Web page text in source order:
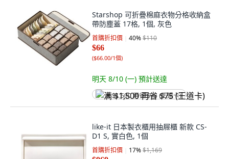
Starshop 可折疊棉麻衣物分格收納盒
帶防塵蓋 17格, 1個, 灰色
首購折扣價 40%$110
$66
($66.00/1個)
明天 8/10 (一) 預計送達
满 $1,500 再省 $75 (王道卡)
like-it 日本製衣櫃用抽屜櫃 新款 CS-
D1 S, 實白色, 1個
首購折扣價 17%$1,169